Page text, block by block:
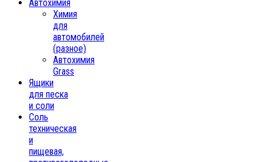
Автохимия
Химия
для
автомобилей
(разное)
Автохимия
Grass
Ящики
для песка
и соли
Соль
техническая
и
пищевая,